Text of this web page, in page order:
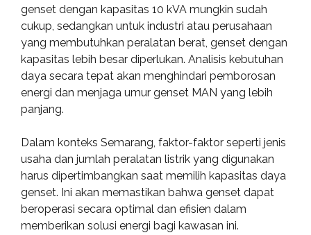
genset dengan kapasitas 10 kVA mungkin sudah
cukup, sedangkan untuk industri atau perusahaan
yang membutuhkan peralatan berat, genset dengan
kapasitas lebih besar diperlukan. Analisis kebutuhan
daya secara tepat akan menghindari pemborosan
energi dan menjaga umur genset MAN yang lebih
panjang.
Dalam konteks Semarang, faktor-faktor seperti jenis
usaha dan jumlah peralatan listrik yang digunakan
harus dipertimbangkan saat memilih kapasitas daya
genset. Ini akan memastikan bahwa genset dapat
beroperasi secara optimal dan efisien dalam
memberikan solusi energi bagi kawasan ini.